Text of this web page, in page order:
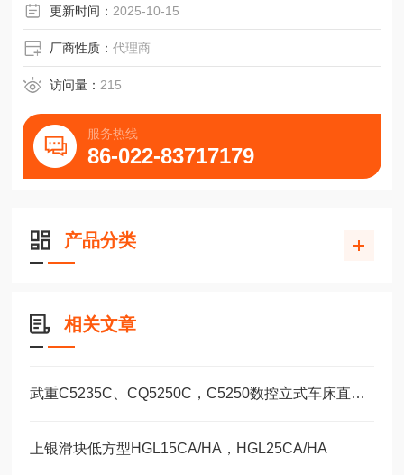
更新时间： 2025-10-15
厂商性质：代理商
访问量： 215
服务热线
86-022-83717179
产品分类
相关文章
武重C5235C、CQ5250C，C5250数控立式车床直线运动滑块WEH35CA/WEW35CC
上银滑块低方型HGL15CA/HA，HGL25CA/HA